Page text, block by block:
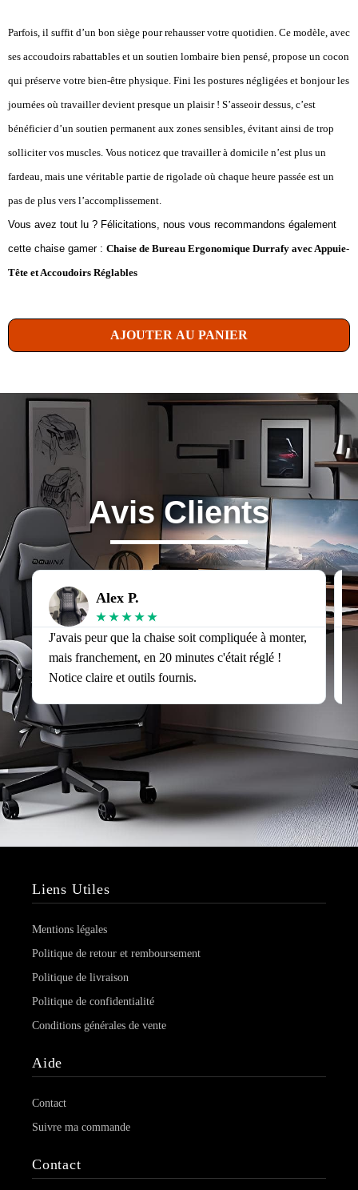
Parfois, il suffit d’un bon siège pour rehausser votre quotidien. Ce modèle, avec
ses accoudoirs rabattables et un soutien lombaire bien pensé, propose un cocon
qui préserve votre bien-être physique. Fini les postures négligées et bonjour les
journées où travailler devient presque un plaisir ! S’asseoir dessus, c’est
bénéficier d’un soutien permanent aux zones sensibles, évitant ainsi de trop
solliciter vos muscles. Vous noticez que travailler à domicile n’est plus un
fardeau, mais une véritable partie de rigolade où chaque heure passée est un
pas de plus vers l’accomplissement.
Vous avez tout lu ? Félicitations, nous vous recommandons également
cette chaise gamer : Chaise de Bureau Ergonomique Durrafy avec Appuie-
Tête et Accoudoirs Réglables
AJOUTER AU PANIER
Avis Clients
Alex P.
★ ★ ★ ★ ★
J'avais peur que la chaise soit compliquée à monter,
mais franchement, en 20 minutes c'était réglé !
Notice claire et outils fournis.
Liens Utiles
Mentions légales
Politique de retour et remboursement
Politique de livraison
Politique de confidentialité
Conditions générales de vente
Aide
Contact
Suivre ma commande
Contact